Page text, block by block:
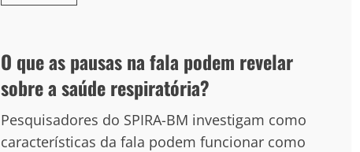
O que as pausas na fala podem revelar
sobre a saúde respiratória?
Pesquisadores do SPIRA-BM investigam como
características da fala podem funcionar como